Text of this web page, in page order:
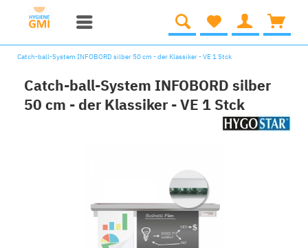
Catch-ball-System INFOBORD silber 50 cm - der Klassiker - VE 1 Stck
Catch-ball-System INFOBORD silber
50 cm - der Klassiker - VE 1 Stck